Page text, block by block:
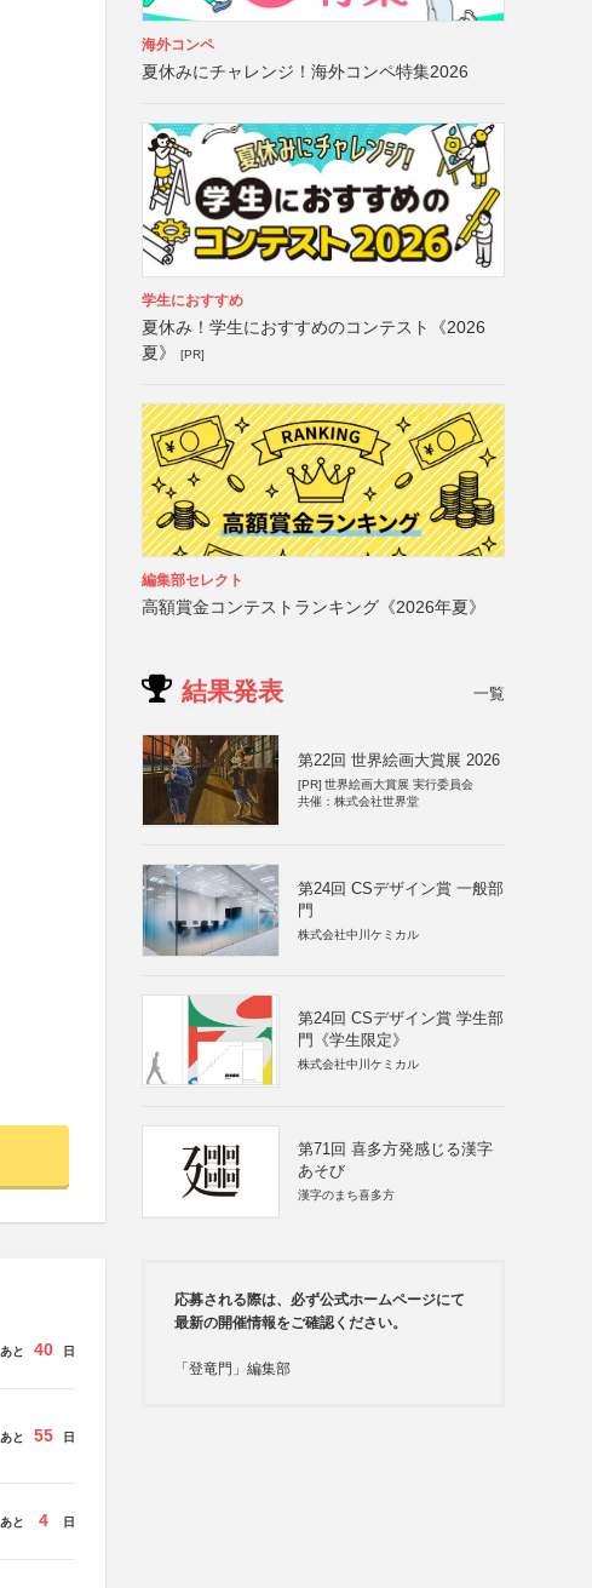
あと 40 日
あと 55 日
あと 4 日
海外コンペ
夏休みにチャレンジ！海外コンペ特集2026
学生におすすめ
夏休み！学生におすすめのコンテスト《2026
夏》
[PR]
編集部セレクト
高額賞金コンテストランキング《2026年夏》
結果発表 一覧
第22回 世界絵画大賞展 2026
[PR] 世界絵画大賞展 実行委員会
共催：株式会社世界堂
第24回 CSデザイン賞 一般部
門
株式会社中川ケミカル
第24回 CSデザイン賞 学生部
門《学生限定》
株式会社中川ケミカル
第71回 喜多方発感じる漢字
あそび
漢字のまち喜多方
応募される際は、必ず公式ホームページにて
最新の開催情報をご確認ください。
「登竜門」編集部